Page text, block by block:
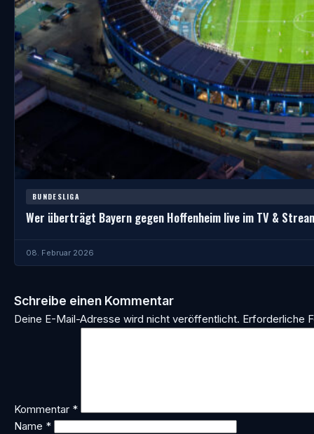
BUNDESLIGA
Wer überträgt Bayern gegen Hoffenheim live im TV &
08. Februar 2026
Schreibe einen Kommentar
Deine E-Mail-Adresse wird nicht veröffentlicht. Erforderliche
Kommentar *
Name *